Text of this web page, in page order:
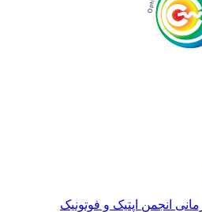
انجمن اپتیک و فوتونیک